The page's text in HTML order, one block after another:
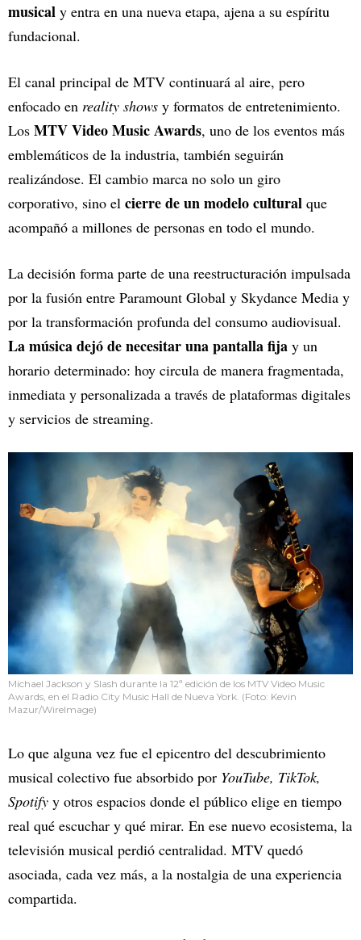
musical y entra en una nueva etapa, ajena a su espíritu
fundacional.
El canal principal de MTV continuará al aire, pero
enfocado en reality shows y formatos de entretenimiento.
Los MTV Video Music Awards, uno de los eventos más
emblemáticos de la industria, también seguirán
realizándose. El cambio marca no solo un giro
corporativo, sino el cierre de un modelo cultural que
acompañó a millones de personas en todo el mundo.
La decisión forma parte de una reestructuración impulsada
por la fusión entre Paramount Global y Skydance Media y
por la transformación profunda del consumo audiovisual.
La música dejó de necesitar una pantalla fija y un
horario determinado: hoy circula de manera fragmentada,
inmediata y personalizada a través de plataformas digitales
y servicios de streaming.
Michael Jackson y Slash durante la 12ª edición de los MTV Video Music
Awards, en el Radio City Music Hall de Nueva York. (Foto: Kevin
Mazur/WireImage)
Lo que alguna vez fue el epicentro del descubrimiento
musical colectivo fue absorbido por YouTube, TikTok,
Spotify y otros espacios donde el público elige en tiempo
real qué escuchar y qué mirar. En ese nuevo ecosistema, la
televisión musical perdió centralidad. MTV quedó
asociada, cada vez más, a la nostalgia de una experiencia
compartida.